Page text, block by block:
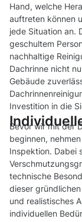
Hand, welche
auftreten können
jede Situation an.
geschultem
nachhaltige
Dachrinne nicht
Gebäude
Investition in die
Bevor wir mit der
beginnen,
Inspektion. Dabei
technische
dieser
und realistisches
individuellen